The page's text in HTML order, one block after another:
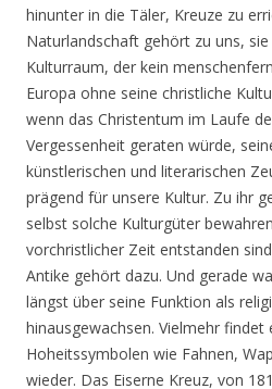
hinunter in die Täler, Kreuze zu
Naturlandschaft gehört zu uns,
Kulturraum, der kein
Europa ohne seine christliche
wenn das Christentum im Laufe
Vergessenheit geraten würde,
künstlerischen und literarischen
prägend für unsere Kultur. Zu ihr
selbst solche Kulturgüter
vorchristlicher Zeit entstanden
Antike gehört dazu. Und gerade
längst über seine Funktion als
hinausgewachsen. Vielmehr findet
Hoheitssymbolen wie Fahnen,
wieder. Das Eiserne Kreuz, von